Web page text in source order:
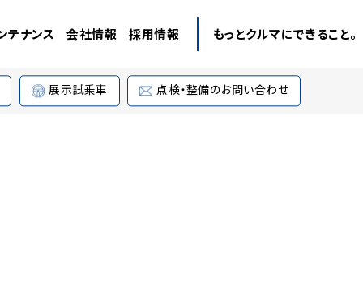
テナンス 会社情報 採用情報 もっとクルマにできること。
展示試乗車 点検・整備のお問い合わせ